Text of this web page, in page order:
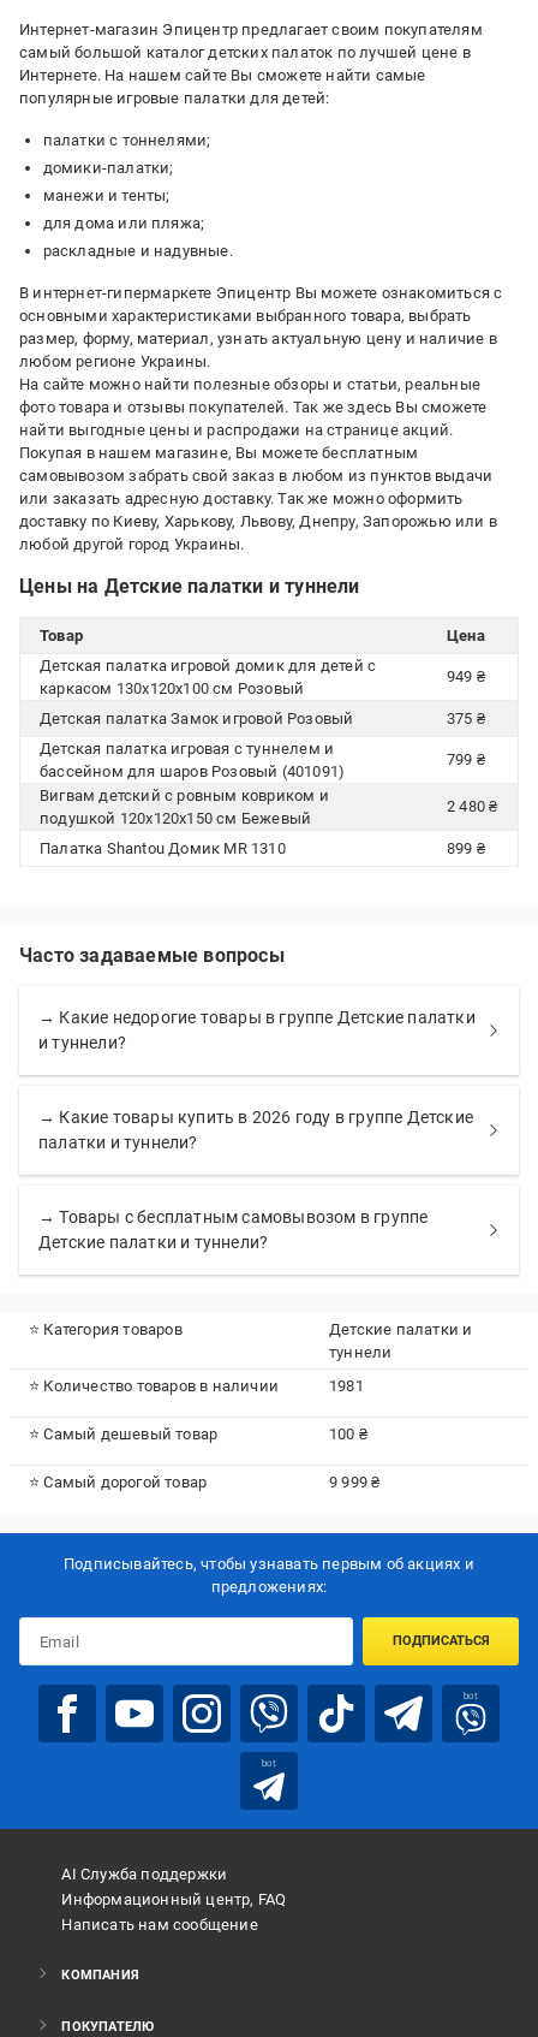
Интернет-магазин Эпицентр предлагает своим покупателям
самый большой каталог детских палаток по лучшей цене в
Интернете. На нашем сайте Вы сможете найти самые
популярные игровые палатки для детей:
палатки с тоннелями;
домики-палатки;
манежи и тенты;
для дома или пляжа;
раскладные и надувные.
В интернет-гипермаркете Эпицентр Вы можете ознакомиться с
основными характеристиками выбранного товара, выбрать
размер, форму, материал, узнать актуальную цену и наличие в
любом регионе Украины.
На сайте можно найти полезные обзоры и статьи, реальные
фото товара и отзывы покупателей. Так же здесь Вы сможете
найти выгодные цены и распродажи на странице акций.
Покупая в нашем магазине, Вы можете бесплатным
самовывозом забрать свой заказ в любом из пунктов выдачи
или заказать адресную доставку. Так же можно оформить
доставку по Киеву, Харькову, Львову, Днепру, Запорожью или в
любой другой город Украины.
Цены на Детские палатки и туннели
Товар
Цена
Детская палатка игровой домик для детей с
каркасом 130х120х100 см Розовый
949 ₴
Детская палатка Замок игровой Розовый
375 ₴
Детская палатка игровая с туннелем и
бассейном для шаров Розовый (401091)
799 ₴
Вигвам детский с ровным ковриком и
подушкой 120х120х150 см Бежевый
2 480 ₴
Палатка Shantou Домик MR 1310 899 ₴
Часто задаваемые вопросы
→ Какие недорогие товары в группе Детские палатки
и туннели?
→ Какие товары купить в 2026 году в группе Детские
палатки и туннели?
→ Товары с бесплатным самовывозом в группе
Детские палатки и туннели?
⭐ Категория товаров
Детские палатки и
туннели
⭐ Количество товаров в наличии
1981
⭐ Самый дешевый товар 100 ₴
⭐ Самый дорогой товар 9 999 ₴
Подписывайтесь, чтобы узнавать первым об акцияx и
предложениях:
ПОДПИСАТЬСЯ
bot
bot
AI Служба поддержки
Информационный центр, FAQ
Написать нам сообщение
КОМПАНИЯ
ПОКУПАТЕЛЮ